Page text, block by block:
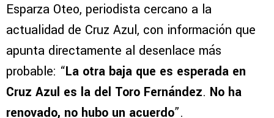
Esparza Oteo, periodista cercano a la
actualidad de Cruz Azul, con información que
apunta directamente al desenlace más
probable: “La otra baja que es esperada en
Cruz Azul es la del Toro Fernández. No ha
renovado, no hubo un acuerdo”.